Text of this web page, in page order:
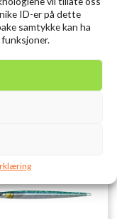
ID-er på dette
samtykke kan ha
som brystbag
deg fleksibel og